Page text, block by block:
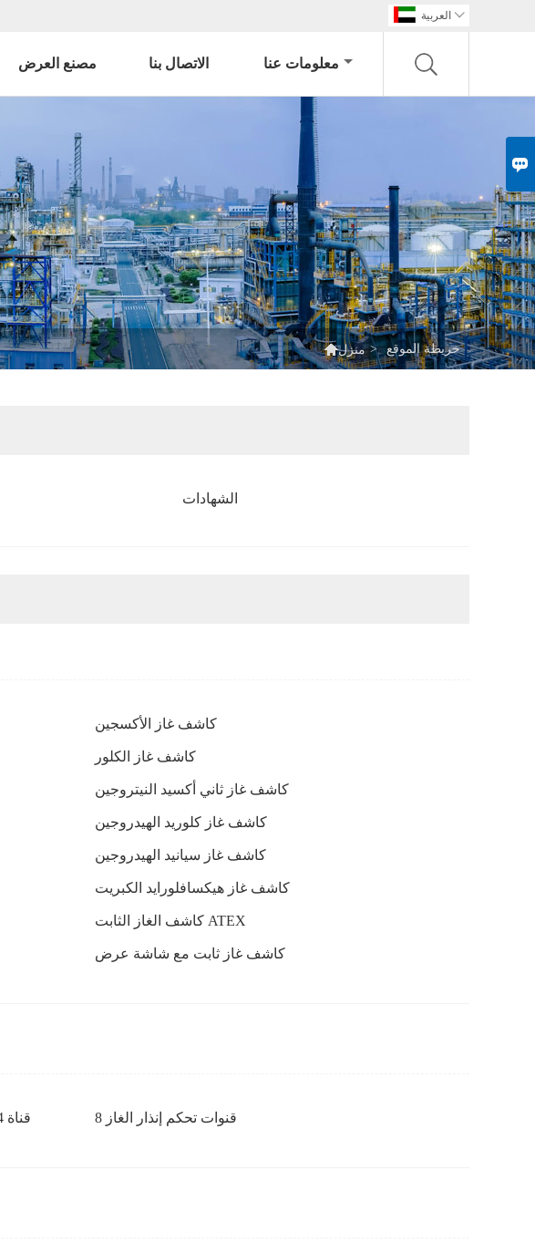

العربية 
مصنع العرض الاتصال بنا معلومات عنا
منزل > خريطة الموقع
الشهادات
كاشف غاز الأكسجين
كاشف غاز الكلور
كاشف غاز ثاني أكسيد النيتروجين
كاشف غاز كلوريد الهيدروجين
كاشف غاز سيانيد الهيدروجين
كاشف غاز هيكسافلورايد الكبريت
كاشف الغاز الثابت ATEX
كاشف غاز ثابت مع شاشة عرض
جهاز تحكم إنذار الغاز شاشة شاشة LCD 64 قناة 8 قنوات تحكم إنذار الغاز